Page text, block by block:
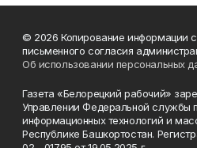
© 2026 Копирование информации
письменного согласия
Об использовании персональных
Газета «Белорецкий рабочий»
Управлении Федеральной службы
информационных технологий и
Республике Башкортостан.